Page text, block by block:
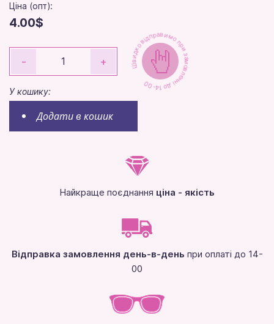
Ціна (опт):
4.00$
- +
У кошику:
Додати в кошик
Швидко відправимо при замовленні до 14-00
Найкраще поєднання ціна - якість
Відправка замовлення день-в-день при оплаті до 14-
00